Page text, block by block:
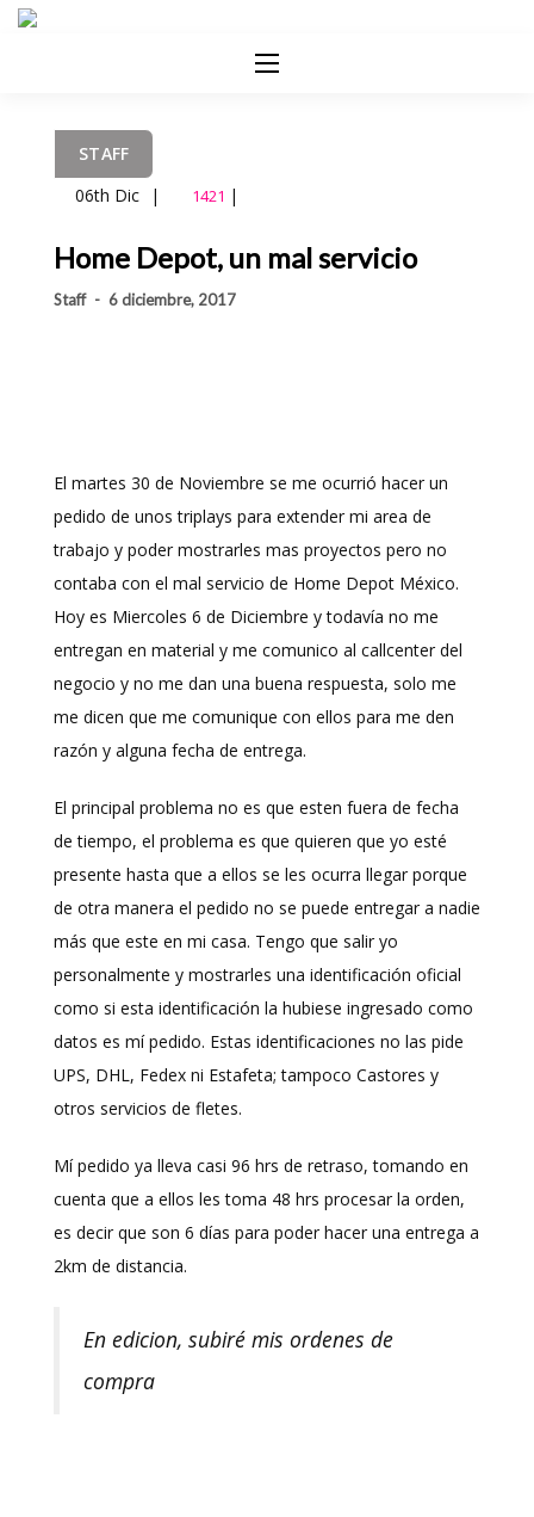
STAFF
06th Dic
| 1421 |
Home Depot, un mal servicio
Staff - 6 diciembre, 2017
El martes 30 de Noviembre se me ocurrió hacer un
pedido de unos triplays para extender mi area de
trabajo y poder mostrarles mas proyectos pero no
contaba con el mal servicio de Home Depot México.
Hoy es Miercoles 6 de Diciembre y todavía no me
entregan en material y me comunico al callcenter del
negocio y no me dan una buena respuesta, solo me
me dicen que me comunique con ellos para me den
razón y alguna fecha de entrega.
El principal problema no es que esten fuera de fecha
de tiempo, el problema es que quieren que yo esté
presente hasta que a ellos se les ocurra llegar porque
de otra manera el pedido no se puede entregar a nadie
más que este en mi casa. Tengo que salir yo
personalmente y mostrarles una identificación oficial
como si esta identificación la hubiese ingresado como
datos es mí pedido. Estas identificaciones no las pide
UPS, DHL, Fedex ni Estafeta; tampoco Castores y
otros servicios de fletes.
Mí pedido ya lleva casi 96 hrs de retraso, tomando en
cuenta que a ellos les toma 48 hrs procesar la orden,
es decir que son 6 días para poder hacer una entrega a
2km de distancia.
En edicion, subiré mis ordenes de
compra